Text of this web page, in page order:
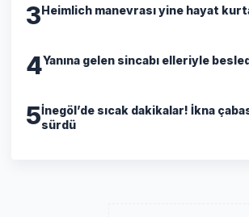
3 Heimlich manevrası yine hayat
4Yanına gelen sincabı elleriyle
5İnegöl’de sıcak dakikalar! İkna
sürdü